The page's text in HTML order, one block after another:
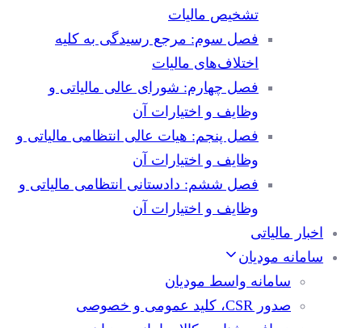
تشخیص مالیات
فصل سوم: مرجع رسیدگی به کلیه
اختلاف‌های مالیات
فصل چهارم: شورای عالی مالیاتی و
وظایف و اختیارات آن
فصل پنجم: هیات عالی انتظامی مالیاتی و
وظایف و اختیارات آن
فصل ششم: دادستانی انتظامی مالیاتی و
وظایف و اختیارات آن
اخبار مالیاتی
سامانه مودیان
سامانه واسط مودیان
صدور CSR، کلید عمومی و خصوصی